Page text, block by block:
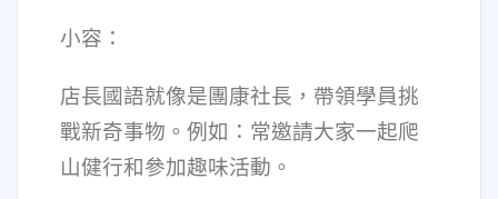
小容：
店長國語就像是團康社長，帶領學員挑
戰新奇事物。例如：常邀請大家一起爬
山健行和參加趣味活動。